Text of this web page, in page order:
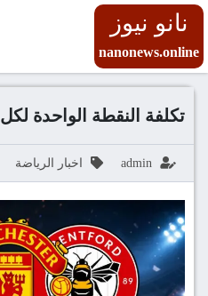
نانو نيوز
nanonews.online
تكلفة النقطة الواحدة لكل
admin اخبار الرياضة